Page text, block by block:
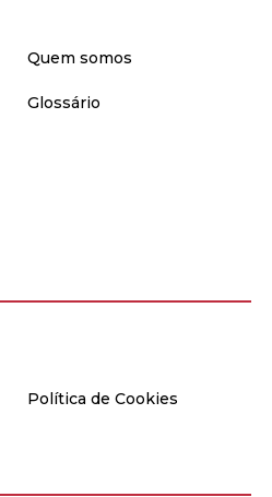
Quem somos
Glossário
Política de Cookies